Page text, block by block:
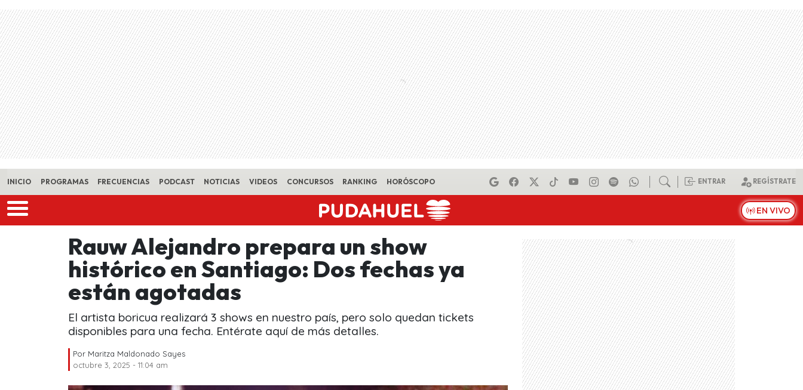
Skip to main content
INICIO PROGRAMAS FRECUENCIAS PODCAST NOTICIAS VIDEOS CONCURSOS RANKING HORÓSCOPO ENTRAR REGÍSTRATE
EN VIVO
Rauw Alejandro prepara un show
histórico en Santiago: Dos fechas ya
están agotadas
El artista boricua realizará 3 shows en nuestro país, pero solo quedan tickets
disponibles para una fecha. Entérate aquí de más detalles.
Por Maritza Maldonado Sayes
octubre 3, 2025 - 11:04 am